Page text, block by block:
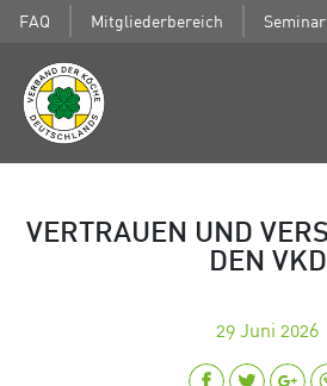
FAQ Mitgliederbereich
VERTRAUEN UND
DEN VKD
29 Juni 2026